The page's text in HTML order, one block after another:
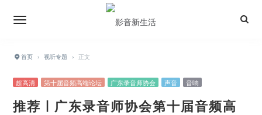
首页 › 视听专题 › 正文
超高清 第十届音频高端论坛 广东录音师协会 声音 音响
推荐 | 广东录音师协会第十届音频高